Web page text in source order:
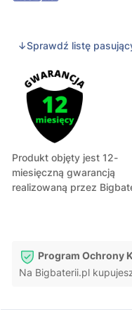
↓Sprawdź listę
Produkt objęty jest 12-
miesięczną gwarancją
realizowaną przez
Program Ochrony
Na Bigbaterii.pl